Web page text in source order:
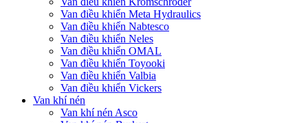
Van điều khiển Meta Hydraulics
Van điều khiển Nabtesco
Van điều khiển Neles
Van điều khiển OMAL
Van điều khiển Toyooki
Van điều khiển Valbia
Van điều khiển Vickers
Van khí nén
Van khí nén Asco